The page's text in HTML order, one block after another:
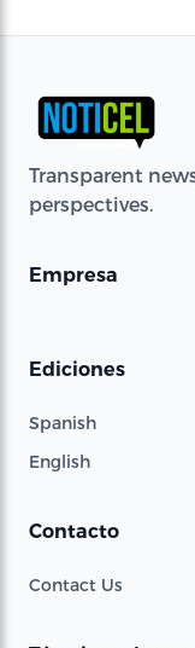
Transparent
perspectives.
Empresa
Ediciones
Spanish
English
Contacto
Contact Us